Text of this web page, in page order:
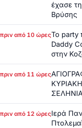
έχασε
Βρύσης
πριν από 10 ώρεςΤο party
Daddy
στην
πριν από 11 ώρες
πριν από 12 ώρεςΙερά